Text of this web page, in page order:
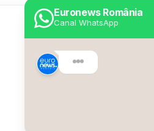
Euronews România
Canal WhatsApp
Despre Euronews